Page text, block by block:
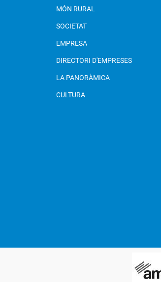
MÓN RURAL
SOCIETAT
EMPRESA
DIRECTORI D'EMPRESES
LA PANORÀMICA
CULTURA